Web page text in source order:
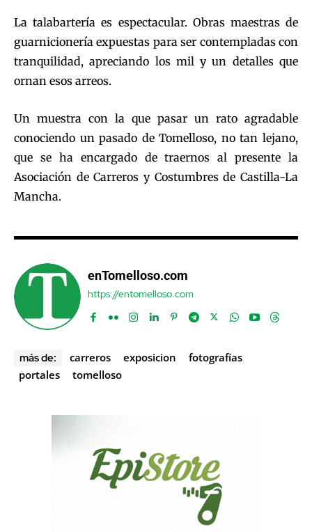
La talabartería es espectacular. Obras maestras de
guarnicionería expuestas para ser contempladas con
tranquilidad, apreciando los mil y un detalles que
ornan esos arreos.
Un muestra con la que pasar un rato agradable
conociendo un pasado de Tomelloso, no tan lejano,
que se ha encargado de traernos al presente la
Asociación de Carreros y Costumbres de Castilla-La
Mancha.
enTomelloso.com
https://entomelloso.com
más de: carreros exposicion
fotografías
portales
tomelloso